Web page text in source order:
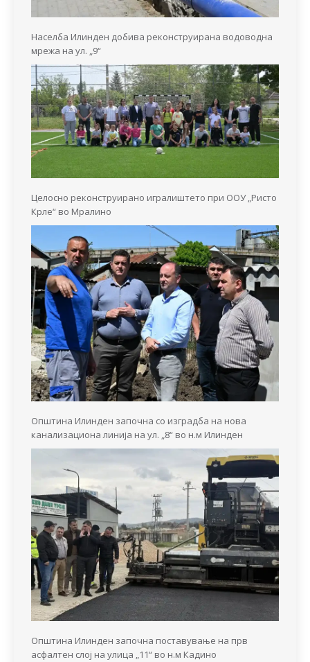
Населба Илинден добива реконструирана водоводна
мрежа на ул. „9“
Целосно реконструирано игралиштето при ООУ „Ристо
Крле“ во Мралино
Општина Илинден започна со изградба на нова
канализациона линија на ул. „8“ во н.м Илинден
Општина Илинден започна поставување на прв
асфалтен слој на улица „11“ во н.м Кадино